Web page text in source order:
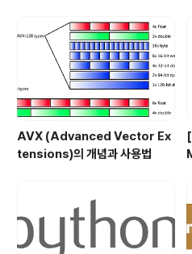
ce와 Capacity 상의 이점 ..
AVX (Advanced Vector Ex
tensions)의 개념과 사용법